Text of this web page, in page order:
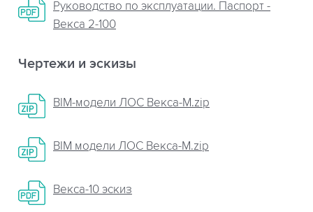
Руководство по эксплуатации. Паспорт -
Векса 2-100
Чертежи и эскизы
BIM-модели ЛОС Векса-М.zip
BIM модели ЛОС Векса-М.zip
Векса-10 эскиз